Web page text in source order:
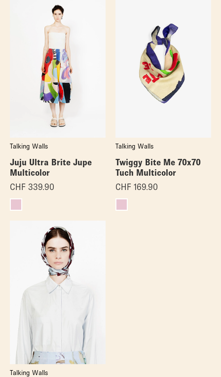
Talking Walls
Juju Ultra Brite Jupe
Multicolor
CHF 339.90
Talking Walls
Twiggy Bite Me 70x70
Tuch Multicolor
CHF 169.90
Talking Walls